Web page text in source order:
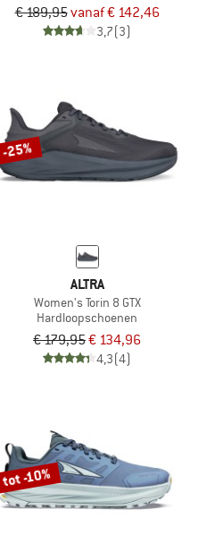
€ 189,95vanaf € 142,46
3,7(3)
-25%
ALTRA
Women's Torin 8 GTX
Hardloopschoenen
€ 179,95€ 134,96
4,3(4)
tot -10%